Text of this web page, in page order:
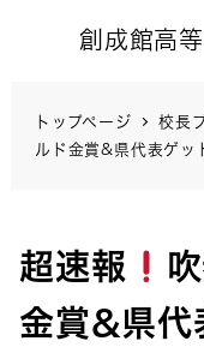
創成館高
トップページ 校長
ルド金賞&県代表ゲッ
超速報
金賞&県代